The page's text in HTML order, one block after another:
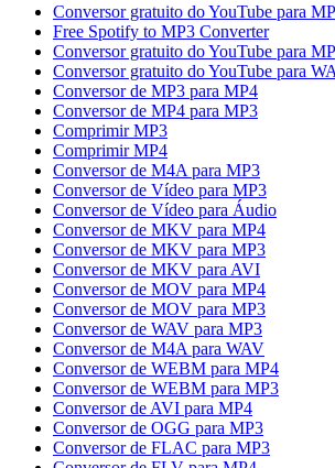
Conversor gratuito do YouTube para
Free Spotify to MP3 Converter
Conversor gratuito do YouTube para
Conversor gratuito do YouTube para
Conversor de MP3 para MP4
Conversor de MP4 para MP3
Comprimir MP3
Comprimir MP4
Conversor de M4A para MP3
Conversor de Vídeo para MP3
Conversor de Vídeo para Áudio
Conversor de MKV para MP4
Conversor de MKV para MP3
Conversor de MKV para AVI
Conversor de MOV para MP4
Conversor de MOV para MP3
Conversor de WAV para MP3
Conversor de M4A para WAV
Conversor de WEBM para MP4
Conversor de WEBM para MP3
Conversor de AVI para MP4
Conversor de OGG para MP3
Conversor de FLAC para MP3